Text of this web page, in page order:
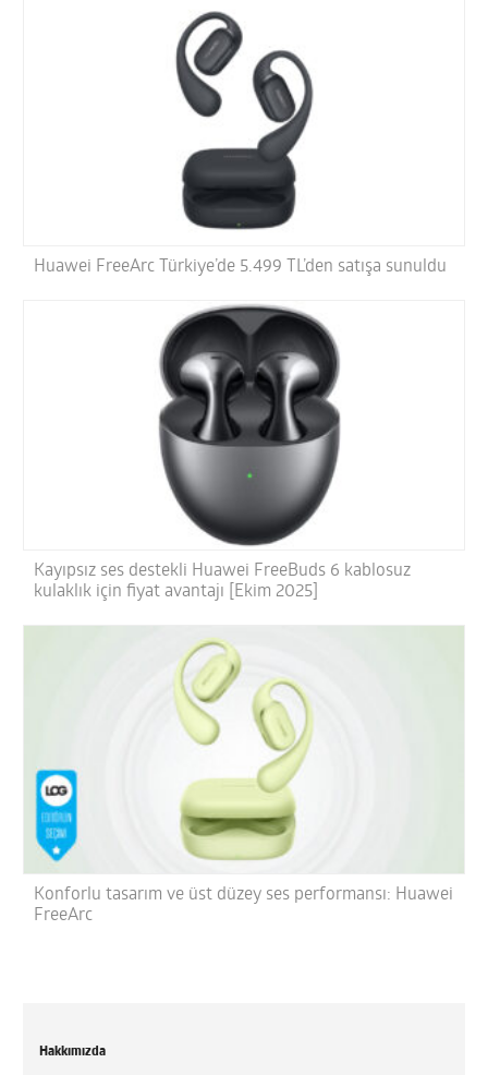
Huawei FreeArc Türkiye’de 5.499 TL’den satışa sunuldu
Kayıpsız ses destekli Huawei FreeBuds 6 kablosuz
kulaklık için fiyat avantajı [Ekim 2025]
Konforlu tasarım ve üst düzey ses performansı: Huawei
FreeArc
Hakkımızda